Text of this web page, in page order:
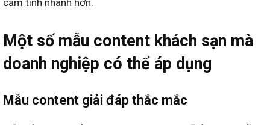
cảm tình nhanh hơn.
Một số mẫu content khách sạn mà
doanh nghiệp có thể áp dụng
Mẫu content giải đáp thắc mắc